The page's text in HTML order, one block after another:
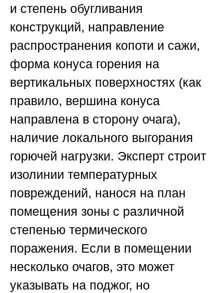
и степень обугливания
конструкций, направление
распространения копоти и сажи,
форма конуса горения на
вертикальных поверхностях (как
правило, вершина конуса
направлена в сторону очага),
наличие локального выгорания
горючей нагрузки. Эксперт строит
изолинии температурных
повреждений, нанося на план
помещения зоны с различной
степенью термического
поражения. Если в помещении
несколько очагов, это может
указывать на поджог, но